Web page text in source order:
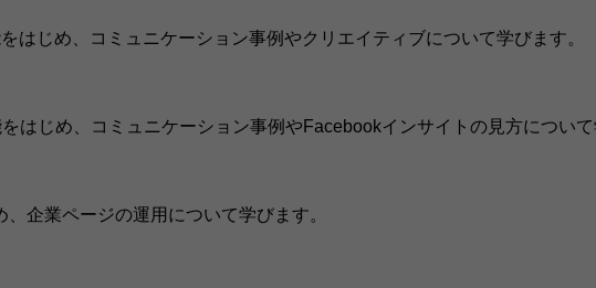
はじめ、コミュニケーション事例やクリエイティブについて学びます。
はじめ、コミュニケーション事例やFacebookインサイトの見方につい
、企業ページの運用について学びます。